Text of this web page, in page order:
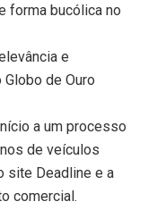
forma bucólica no
e
de Ouro
a um processo
de veículos
site Deadline e a
comercial.